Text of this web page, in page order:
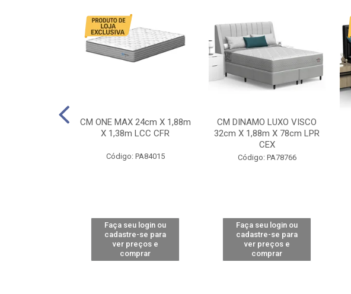
CM ONE MAX 24cm X 1,88m
X 1,38m LCC CFR
Código: PA84015
Faça seu login ou
cadastre-se para
ver preços e
comprar
CM DINAMO LUXO VISCO
32cm X 1,88m X 78cm LPR
CEX
Código: PA78766
Faça seu login ou
cadastre-se para
ver preços e
comprar